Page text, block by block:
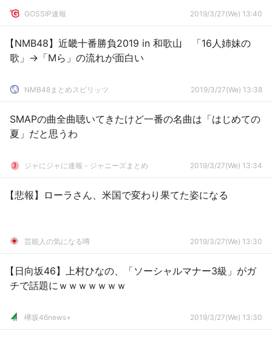
GOSSIP速報 2019/3/27(We) 13:40
【NMB48】近畿十番勝負2019 in 和歌山 「16人姉妹の
歌」→「Mら」の流れが面白い
NMB48まとめスピリッツ 2019/3/27(We) 13:38
SMAPの曲全曲聴いてきたけど一番の名曲は「はじめての
夏」だと思うわ
ジャにジャに速報 - ジャニーズまとめ 2019/3/27(We) 13:34
【悲報】ローラさん、米国で変わり果てた姿になる
芸能人の気になる噂 2019/3/27(We) 13:30
【日向坂46】上村ひなの、「ソーシャルマナー3級」がガ
チで話題にｗｗｗｗｗｗｗ
欅坂46news+ 2019/3/27(We) 13:30